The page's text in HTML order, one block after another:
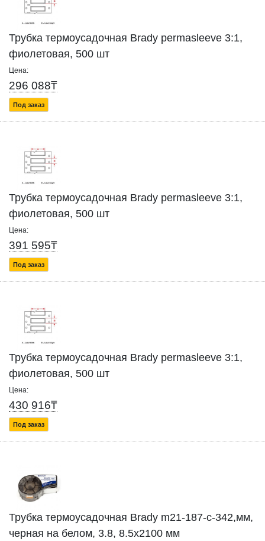
Трубка термоусадочная Brady permasleeve 3:1,
фиолетовая, 500 шт
Цена:
296 088₸
Под заказ
Трубка термоусадочная Brady permasleeve 3:1,
фиолетовая, 500 шт
Цена:
391 595₸
Под заказ
Трубка термоусадочная Brady permasleeve 3:1,
фиолетовая, 500 шт
Цена:
430 916₸
Под заказ
Трубка термоусадочная Brady m21-187-c-342,мм,
черная на белом, 3.8, 8.5x2100 мм